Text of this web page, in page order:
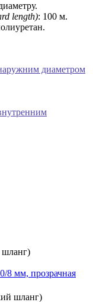
length): 100 м.
диаметром
8 мм, прозрачная